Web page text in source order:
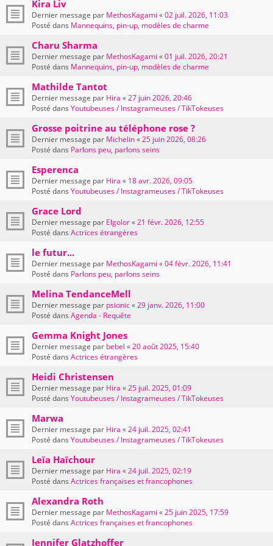
Kira Liv
Dernier message par MethosKagami «02 juil. 2026, 11:03
Posté dans Mannequins, pin-up, modèles de charme
Charu Sharma
Dernier message par MethosKagami «01 juil. 2026, 20:21
Posté dans Mannequins, pin-up, modèles de charme
Mathilde Tantot
Dernier message par Hira «27 juin 2026, 20:46
Posté dans Youtubeuses / Instagrameuses / TikTokeuses
Grosse poitrine au téléphone rose ?
Dernier message par Michelin«25 juin 2026, 08:26
Posté dans Parlons peu, parlons seins
Esperenca
Dernier message par Hira « 18 avr. 2026, 09:05
Posté dans Youtubeuses / Instagrameuses / TikTokeuses
Grace Lord
Dernier message par Elgolor«21 févr. 2026, 12:55
Posté dans Actrices étrangères
le futur...
Dernier message par MethosKagami «04 févr. 2026, 11:41
Posté dans Parlons peu, parlons seins
Melina TendanceMell
Dernier message par psionic«29 janv. 2026, 11:00
Posté dans Agenda - Requête
Gemma Knight Jones
Dernier message par bebel «20 août 2025, 15:40
Posté dans Actrices étrangères
Heidi Christensen
Dernier message par Hira «25 juil. 2025, 01:09
Posté dans Youtubeuses / Instagrameuses / TikTokeuses
Marwa
Dernier message par Hira «24 juil. 2025, 02:41
Posté dans Youtubeuses / Instagrameuses / TikTokeuses
Leïa Haïchour
Dernier message par Hira «24 juil. 2025, 02:19
Posté dans Actrices françaises et francophones
Alexandra Roth
Dernier message par MethosKagami «25 juin 2025, 17:59
Posté dans Actrices françaises et francophones
Jennifer Glatzhoffer